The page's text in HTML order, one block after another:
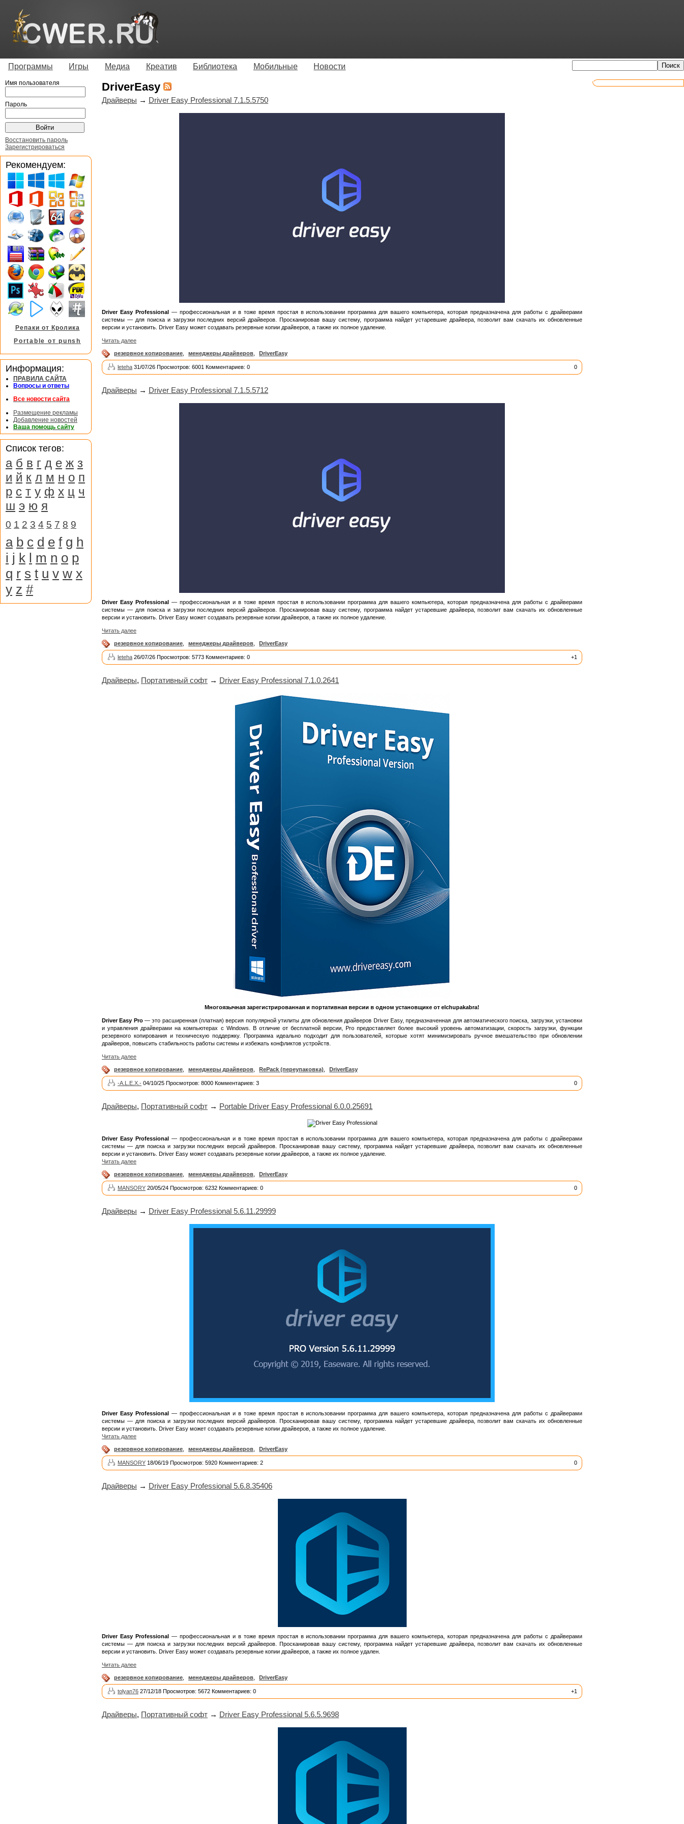
Программы Игры Медиа Креатив Библиотека Мобильные Новости
DriverEasy
Драйверы → Driver Easy Professional 7.1.5.5750
Driver Easy Professional— профессиональная и в тоже время простая в использовании программа для вашего компьютера, которая предназначена для работы с драйверами
системы — для поиска и загрузки последних версий драйверов. Просканировав вашу систему, программа найдет устаревшие драйвера, позволит вам скачать их обновленные
версии и установить. Driver Easy может создавать резервные копии драйверов, а также их полное удаление.
Читать далее
резервное копирование менеджеры драйверов DriverEasy
leteha 31/07/26 Просмотров: 6001 Комментариев: 0 0
Драйверы → Driver Easy Professional 7.1.5.5712
Driver Easy Professional— профессиональная и в тоже время простая в использовании программа для вашего компьютера, которая предназначена для работы с драйверами
системы — для поиска и загрузки последних версий драйверов. Просканировав вашу систему, программа найдет устаревшие драйвера, позволит вам скачать их обновленные
версии и установить. Driver Easy может создавать резервные копии драйверов, а также их полное удаление.
Читать далее
резервное копирование менеджеры драйверов DriverEasy
leteha 26/07/26 Просмотров: 5773 Комментариев: 0 +1
Драйверы, Портативный софт → Driver Easy Professional 7.1.0.2641
Многоязычная зарегистрированная и портативная версии в одном установщике от elchupakabra!
Driver Easy Pro— это расширенная (платная) версия популярной утилиты для обновления драйверов Driver Easy, предназначенная для автоматического поиска, загрузки, установки
и управления драйверами на компьютерах с Windows. В отличие от бесплатной версии, Pro предоставляет более высокий уровень автоматизации, скорость загрузки, функции
резервного копирования и техническую поддержку. Программа идеально подходит для пользователей, которые хотят минимизировать ручное вмешательство при обновлении
драйверов, повысить стабильность работы системы и избежать конфликтов устройств.
Читать далее
резервное копирование менеджеры драйверов RePack (переупаковка) DriverEasy
-A.L.E.X.- 04/10/25 Просмотров: 8000 Комментариев: 3 0
Драйверы, Портативный софт → Portable Driver Easy Professional 6.0.0.25691
Driver Easy Professional— профессиональная и в тоже время простая в использовании программа для вашего компьютера, которая предназначена для работы с драйверами
системы — для поиска и загрузки последних версий драйверов. Просканировав вашу систему, программа найдет устаревшие драйвера, позволит вам скачать их обновленные
версии и установить. Driver Easy может создавать резервные копии драйверов, а также их полное удаление.
Читать далее
резервное копирование менеджеры драйверов DriverEasy
MANSORY 20/05/24 Просмотров: 6232 Комментариев: 0 0
Драйверы → Driver Easy Professional 5.6.11.29999
Driver Easy Professional— профессиональная и в тоже время простая в использовании программа для вашего компьютера, которая предназначена для работы с драйверами
системы — для поиска и загрузки последних версий драйверов. Просканировав вашу систему, программа найдет устаревшие драйвера, позволит вам скачать их обновленные
версии и установить. Driver Easy может создавать резервные копии драйверов, а также их полное удаление.
Читать далее
резервное копирование менеджеры драйверов DriverEasy
MANSORY 18/06/19 Просмотров: 5920 Комментариев: 2 0
Драйверы → Driver Easy Professional 5.6.8.35406
Driver Easy Professional— профессиональная и в тоже время простая в использовании программа для вашего компьютера, которая предназначена для работы с драйверами
системы — для поиска и загрузки последних версий драйверов. Просканировав вашу систему, программа найдет устаревшие драйвера, позволит вам скачать их обновленные
версии и установить. Driver Easy может создавать резервные копии драйверов, а также их полное удален.
Читать далее
резервное копирование менеджеры драйверов DriverEasy
tolyan76 27/12/18 Просмотров: 5672 Комментариев: 0 +1
Драйверы, Портативный софт → Driver Easy Professional 5.6.5.9698
Имя пользователя
Пароль
Восстановить пароль
Зарегистрироваться
Рекомендуем:
Репаки от Кролика
Portable от punsh
Информация:
ПРАВИЛА САЙТА
Вопросы и ответы
Все новости сайта
Размещение рекламы
Добавление новостей
Ваша помощь сайту
Список тегов:
а б в г д е ж з
и й к л м н о п
р с т у ф х ц ч
ш э ю я
0 1 2 3 4 5 7 8 9
a b c d e f g h
i j k l m n o p
q r s t u v w x
y z #